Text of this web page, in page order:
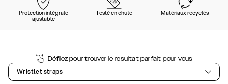
Protection intégrale
ajustable
Testé en chute Matériaux recyclés
Défilez pour trouver le resultat parfait pour vous
Wristlet straps